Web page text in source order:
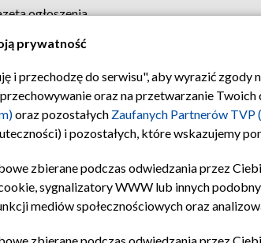
ogłoszenia
Regulamin TVP
prywatność
i przechodzę do serwisu", aby wyrazić zgody
oraz na przetwarzanie Twoich
oraz pozostałych Zaufanych Partnerów TVP
i pozostałych, które wskazujemy
zbierane podczas odwiedzania przez
sygnalizatory WWW lub innych
mediów społecznościowych oraz